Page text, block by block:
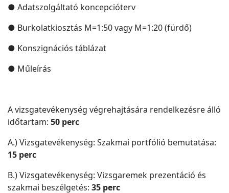
● Adatszolgáltató koncepcióterv
● Burkolatkiosztás M=1:50 vagy M=1:20 (fürdő)
● Konszignációs táblázat
● Műleírás
A vizsgatevékenység végrehajtására rendelkezésre álló
időtartam: 50 perc
A.) Vizsgatevékenység: Szakmai portfólió bemutatása:
15 perc
B.) Vizsgatevékenység: Vizsgaremek prezentáció és
szakmai beszélgetés: 35 perc